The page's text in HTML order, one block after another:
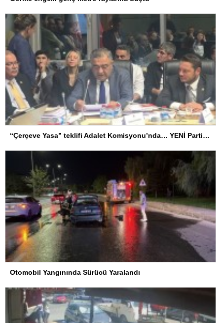
“Çerçeve Yasa” teklifi Adalet Komisyonu’nda… YENİ Partili Tanrıkulu: Bir insana ‘Silahını bırak, ülkene dön, siyasal ve toplumsal hayata katıl’ diyorsanız, o insan kapıdan içeri girdiğinde başına ne geleceğini bilmelidir
Otomobil Yangınında Sürücü Yaralandı